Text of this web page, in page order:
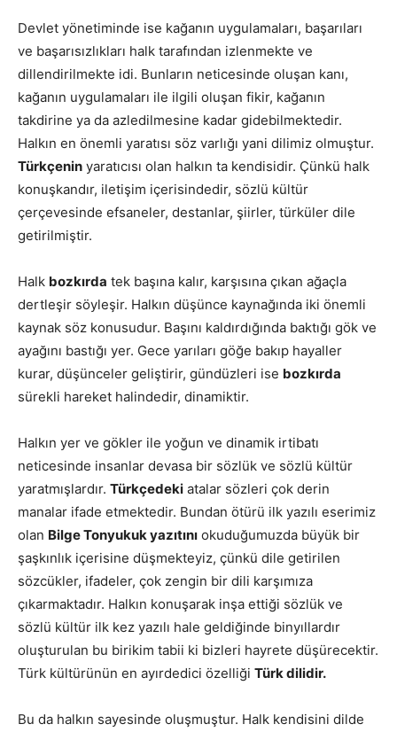
Devlet yönetiminde ise kağanın uygulamaları, başarıları
ve başarısızlıkları halk tarafından izlenmekte ve
dillendirilmekte idi. Bunların neticesinde oluşan kanı,
kağanın uygulamaları ile ilgili oluşan fikir, kağanın
takdirine ya da azledilmesine kadar gidebilmektedir.
Halkın en önemli yaratısı söz varlığı yani dilimiz olmuştur.
Türkçenin yaratıcısı olan halkın ta kendisidir. Çünkü halk
konuşkandır, iletişim içerisindedir, sözlü kültür
çerçevesinde efsaneler, destanlar, şiirler, türküler dile
getirilmiştir.
Halk bozkırda tek başına kalır, karşısına çıkan ağaçla
dertleşir söyleşir. Halkın düşünce kaynağında iki önemli
kaynak söz konusudur. Başını kaldırdığında baktığı gök ve
ayağını bastığı yer. Gece yarıları göğe bakıp hayaller
kurar, düşünceler geliştirir, gündüzleri ise bozkırda
sürekli hareket halindedir, dinamiktir.
Halkın yer ve gökler ile yoğun ve dinamik irtibatı
neticesinde insanlar devasa bir sözlük ve sözlü kültür
yaratmışlardır. Türkçedeki atalar sözleri çok derin
manalar ifade etmektedir. Bundan ötürü ilk yazılı eserimiz
olan Bilge Tonyukuk yazıtını okuduğumuzda büyük bir
şaşkınlık içerisine düşmekteyiz, çünkü dile getirilen
sözcükler, ifadeler, çok zengin bir dili karşımıza
çıkarmaktadır. Halkın konuşarak inşa ettiği sözlük ve
sözlü kültür ilk kez yazılı hale geldiğinde binyıllardır
oluşturulan bu birikim tabii ki bizleri hayrete düşürecektir.
Türk kültürünün en ayırdedici özelliği Türk dilidir.
Bu da halkın sayesinde oluşmuştur. Halk kendisini dilde